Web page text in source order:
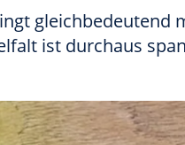
gleichbedeutend
ist durchaus